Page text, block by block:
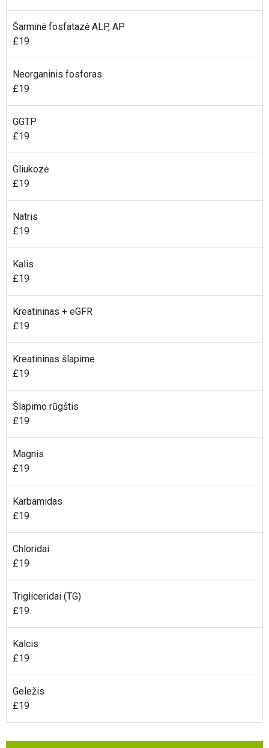
Šarminė fosfatazė ALP, AP
£19
Neorganinis fosforas
£19
GGTP
£19
Gliukozė
£19
Natris
£19
Kalis
£19
Kreatininas + eGFR
£19
Kreatininas šlapime
£19
Šlapimo rūgštis
£19
Magnis
£19
Karbamidas
£19
Chloridai
£19
Trigliceridai (TG)
£19
Kalcis
£19
Geležis
£19